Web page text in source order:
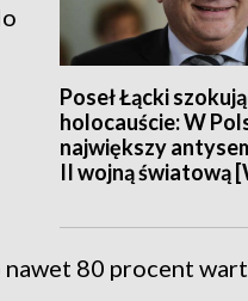
Poseł Łącki
holocauście: W
największy
II wojną światową
nawet 80 procent